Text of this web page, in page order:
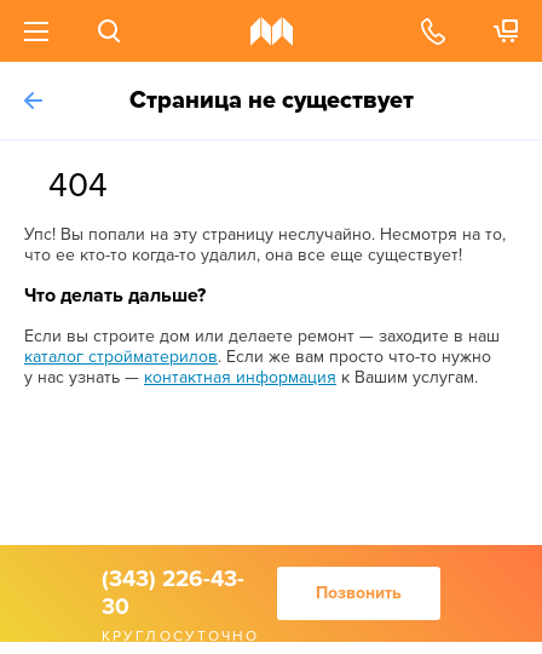
Страница не существует
404
Упс! Вы попали на эту страницу неслучайно. Несмотря на то,
что ее кто-то когда-то удалил, она все еще существует!
Что делать дальше?
Если вы строите дом или делаете ремонт — заходите в наш
каталог стройматерилов. Если же вам просто что-то нужно
у нас узнать — контактная информация к Вашим услугам.
(343) 226-43-
30
КРУГЛОСУТОЧНО
Позвонить